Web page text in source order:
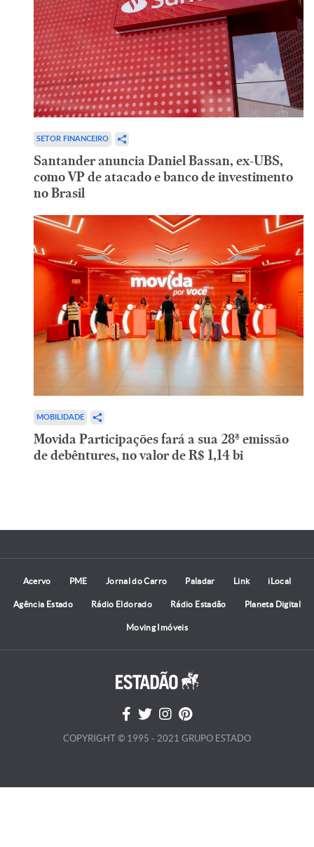
SETOR FINANCEIRO
Santander anuncia Daniel Bassan, ex-UBS,
como VP de atacado e banco de investimento
no Brasil
MOBILIDADE
Movida Participações fará a sua 28ª emissão
de debêntures, no valor de R$ 1,14 bi
Acervo PME Jornal do Carro Paladar Link iLocal
Agência Estado Rádio Eldorado Rádio Estadão Planeta Digital
Moving Imóveis
COPYRIGHT © 1995 - 2021 GRUPO ESTADO